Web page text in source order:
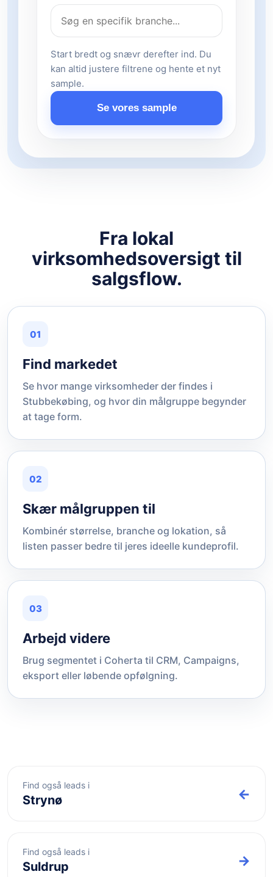
Start bredt og snævr derefter ind. Du
kan altid justere filtrene og hente et nyt
sample.
Se vores sample
Fra lokal
virksomhedsoversigt til
salgsflow.
01
Find markedet
Se hvor mange virksomheder der findes i
Stubbekøbing, og hvor din målgruppe begynder
at tage form.
02
Skær målgruppen til
Kombinér størrelse, branche og lokation, så
listen passer bedre til jeres ideelle kundeprofil.
03
Arbejd videre
Brug segmentet i Coherta til CRM, Campaigns,
eksport eller løbende opfølgning.
Find også leads i
Strynø ←
Find også leads i
Suldrup →